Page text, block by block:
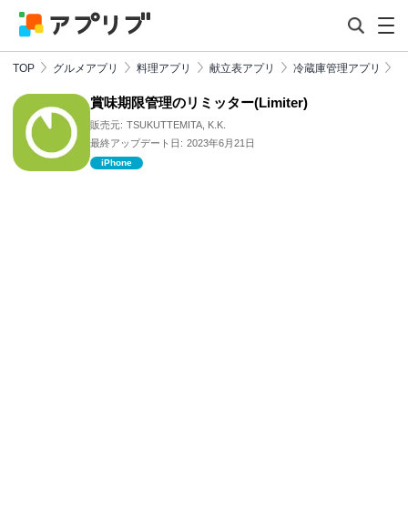
TOP グルメアプリ 料理アプリ 献立表アプリ 冷蔵庫管理アプリ
賞味期限管理のリミッター(Limiter)
販売元: TSUKUTTEMITA, K.K.
最終アップデート日: 2023年6月21日
iPhone